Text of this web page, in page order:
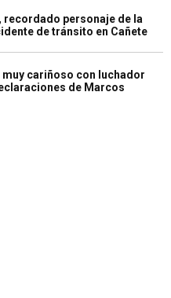
recordado personaje de la
de tránsito en Cañete
cariñoso con luchador
de Marcos